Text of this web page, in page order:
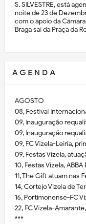
S. SILVESTRE, está
noite de 23 de
com o apoio da
Braga sai da Praça da
A G E N D A
AGOSTO
08, Festival
09, Inauguração
09, Inauguração
09, FC Vizela-Leiria,
09, Festas Vizela,
10, Festas Vizela, ABBA
11, The Gift atuam nas
14, Cortejo Vizela de
16, Portimonense-FC
22, FC Vizela-
***